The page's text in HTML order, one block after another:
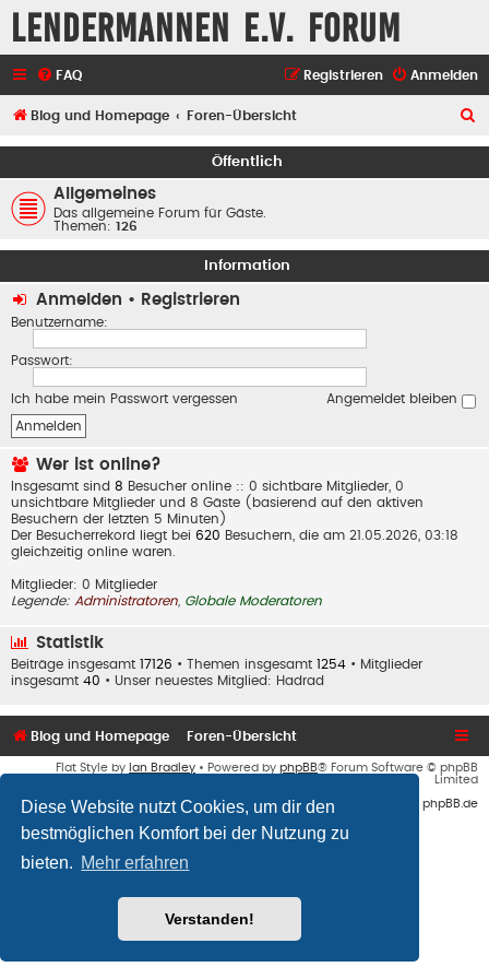
Diese Website nutzt Cookies, um dir den
bestmöglichen Komfort bei der Nutzung zu
bieten. Mehr erfahren
Verstanden!
Lendermannen e.V. Forum
FAQ Anmelden
Registrieren
Blog und Homepage Foren-Übersicht
Öffentlich
Allgemeines
Das allgemeine Forum für Gäste.
Themen: 126
Information
Anmelden • Registrieren
Benutzername:
Passwort:
Ich habe mein Passwort vergessen Angemeldet bleiben
Wer ist online?
Insgesamt sind 8 Besucher online :: 0 sichtbare Mitglieder, 0
unsichtbare Mitglieder und 8 Gäste (basierend auf den aktiven
Besuchern der letzten 5 Minuten)
Der Besucherrekord liegt bei 620 Besuchern, die am 21.05.2026, 03:18
gleichzeitig online waren.
Mitglieder: 0 Mitglieder
Legende: Administratoren Globale Moderatoren
Statistik
Beiträge insgesamt 17126 • Themen insgesamt 1254 • Mitglieder
insgesamt 40 • Unser neuestes Mitglied: Hadrad
Blog und Homepage Foren-Übersicht
Flat Style by Ian Bradley • Powered by phpBB® Forum Software © phpBB
Limited
Deutsche Übersetzung durch phpBB.de